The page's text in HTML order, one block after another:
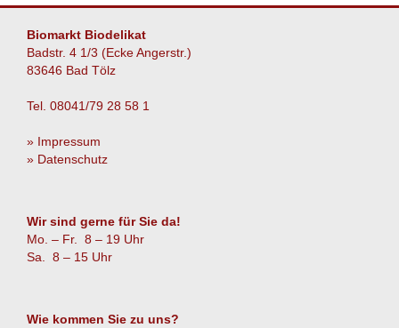
Biomarkt Biodelikat
Badstr. 4 1/3 (Ecke Angerstr.)
83646 Bad Tölz
Tel. 08041/79 28 58 1
» Impressum
» Datenschutz
Wir sind gerne für Sie da!
Mo. – Fr. 8 – 19 Uhr
Sa. 8 – 15 Uhr
Wie kommen Sie zu uns?